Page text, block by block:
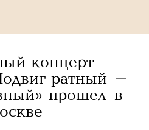
концерт
ратный –
прошел в